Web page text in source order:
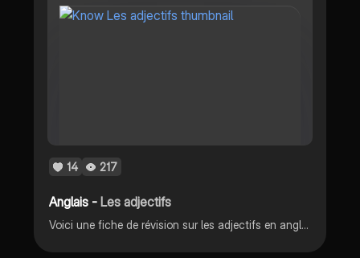
14 217
Anglais -Les adjectifs
Voici une fiche de révision sur les adjectifs en anglais. J’espère que ça vous aidera :)